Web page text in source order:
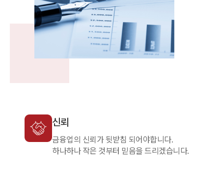
신뢰
금융업의 신뢰가 뒷받침 되어야합니다.
하나하나 작은 것부터 믿음을 드리겠습니다.